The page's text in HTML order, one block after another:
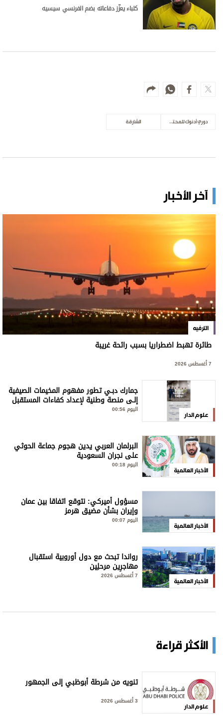
كلباء يعزّز دفاعاته بضم الفرنسي سيسيه
دوري أدنوك للمحترفين الشارقة
آخر الأخبار
الترفيه
طائرة تهبط اضطراريا بسبب رائحة غريبة
علوم الدار
جمارك دبـي تطور مفهوم المخيمات الصيفية
إلـى منصة وطنية لإعداد كفاءات المستقبل
اليوم 00:56
الأخبار العالمية
البرلمان العربي يدين هجوم جماعة الحوثي
على نجران السعودية
اليوم 00:18
الأخبار العالمية
مسؤول أميركي: نتوقع اتفاقا بين عمان
وإيران بشأن مضيق هرمز
اليوم 00:07
الأخبار العالمية
رواندا تبحث مع دول أوروبية استقبال
مهاجرِين مرحلِين
الأكثر قراءة
علوم الدار
تنويه من شرطة أبوظبي إلى الجمهور